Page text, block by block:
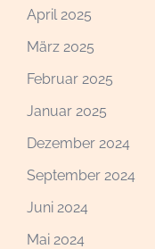
April 2025
März 2025
Februar 2025
Januar 2025
Dezember 2024
September 2024
Juni 2024
Mai 2024